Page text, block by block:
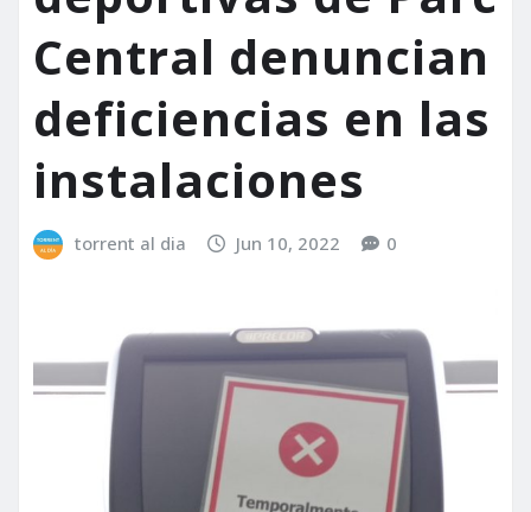
Central denuncian
deficiencias en las
instalaciones
torrent al dia Jun 10, 2022 0